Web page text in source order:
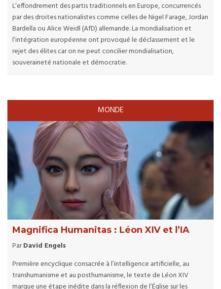
L’effondrement des partis traditionnels en Europe, concurrencés
par des droites nationalistes comme celles de Nigel Farage, Jordan
Bardella ou Alice Weidl (AfD) allemande. La mondialisation et
l’intégration européenne ont provoqué le déclassement et le
rejet des élites car on ne peut concilier mondialisation,
souveraineté nationale et démocratie.
MONDE
Magnifica Humanitas : Léon XIV et l’IA
ParDavid Engels
Première encyclique consacrée à l’intelligence artificielle, au
transhumanisme et au posthumanisme, le texte de Léon XIV